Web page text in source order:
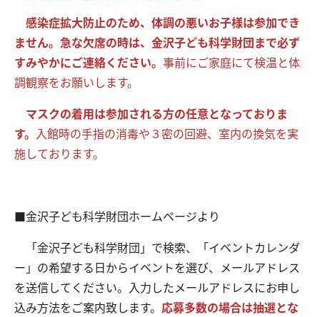
感染症拡大防止のため、体調の悪いお子様は参加でき
ません。急な欠席の時は、金沢子ども科学財団まで必ず
すみやかにご連絡ください。 事前にご家庭にて検温と体
調観察をお願いします。
マスクの着用は参加される方の任意となっておりま
す。 入館時の手指の消毒や３密の回避、室内の換気を実
施しております。
■金沢子ども科学財団ホームページより
「金沢子ども科学財団」で検索、「イベントカレンダ
ー」の希望する日からイベントを選び、メールアドレス
を送信してください。入力したメールアドレスにお申し
込み方法をご案内致します。 応募多数の場合は抽選とな